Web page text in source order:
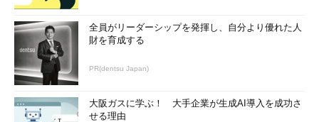
全員がリーダーシップを発揮し、自分より優れた人
財を育成する
PR(dentsu Japan)
大阪ガスに学ぶ！ 大手企業が生成AI導入を成功さ
せる理由